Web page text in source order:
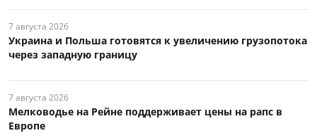
7 августа 2026
Украина и Польша готовятся к увеличению грузопотока
через западную границу
7 августа 2026
Мелководье на Рейне поддерживает цены на рапс в
Европе